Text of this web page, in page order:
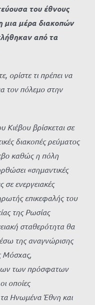
του έθνους
μια μέρα διακοπών
από τα
ορίστε τι πρέπει να
τον πόλεμο στην
Κιέβου βρίσκεται σε
διακοπές ρεύματος
καθώς η πόλη
«σημαντικές
σε ενεργειακές
επικεφαλής του
της Ρωσίας
σταθερότητα θα
της αναγνώρισης
Μόσχας,
των πρόσφατων
οποίες
Ηνωμένα Έθνη και